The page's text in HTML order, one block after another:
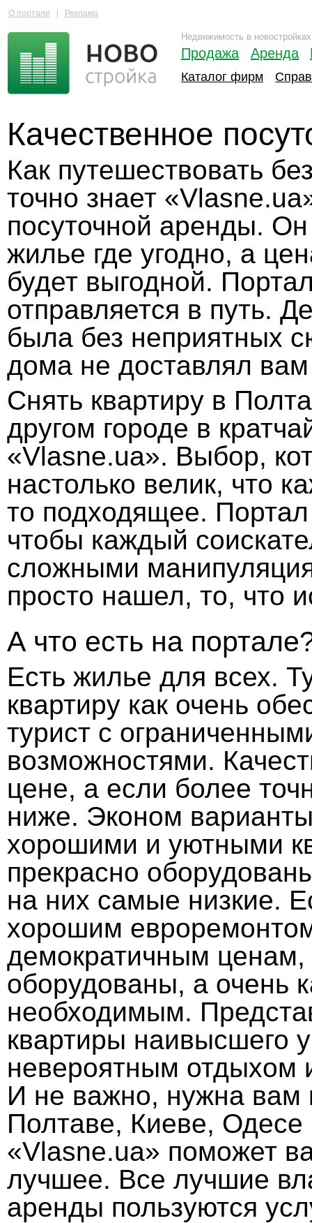
О портале Реклама
Недвижимость в
Продажа Аренда
Каталог фирм
Качественное
Как путешествовать
точно знает
посуточной аренды.
жилье где угодно, а
будет выгодной.
отправляется в путь.
была без неприятных
дома не доставлял
Снять квартиру в
другом городе в
«Vlasne.ua». Выбор,
настолько велик, что
то подходящее.
чтобы каждый
сложными
просто нашел, то, что
А что есть на
Есть жилье для всех.
квартиру как очень
турист с
возможностями.
цене, а если более
ниже. Эконом
хорошими и уютными
прекрасно
на них самые низкие.
хорошим
демократичным ценам,
оборудованы, а очень
необходимым.
квартиры наивысшего
невероятным отдыхом
И не важно, нужна вам
Полтаве, Киеве, Одесе
«Vlasne.ua» поможет
лучшее. Все лучшие
аренды пользуются